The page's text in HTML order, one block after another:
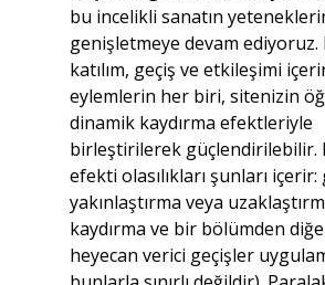
bu incelikli sanatın
genişletmeye devam ediyoruz.
katılım, geçiş ve etkileşimi
eylemlerin her biri, sitenizin
dinamik kaydırma efektleriyle
birleştirilerek güçlendirilebilir.
efekti olasılıkları şunları
yakınlaştırma veya
kaydırma ve bir bölümden
heyecan verici geçişler